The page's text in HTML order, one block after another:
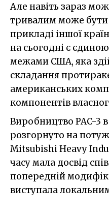
Але навіть зараз
тривалим може бути
прикладі іншої
на сьогодні є
межами США, яка
складання
американських
компонентів
Виробництво PAC-3 в
розгорнуто на
Mitsubishi Heavy
часу мала досвід
попередній
виступала